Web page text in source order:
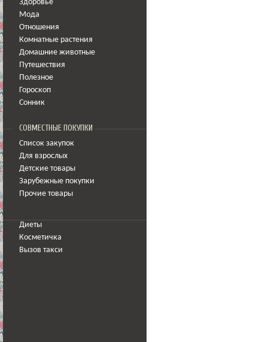
Здоровье
Мода
Отношения
Комнатные растения
Домашние животные
Путешествия
Полезное
Гороскоп
Сонник
СОВМЕСТНЫЕ ПОКУПКИ
Список закупок
Для взрослых
Детские товары
Зарубежные покупки
Прочие товары
Диеты
Косметичка
Вызов такси